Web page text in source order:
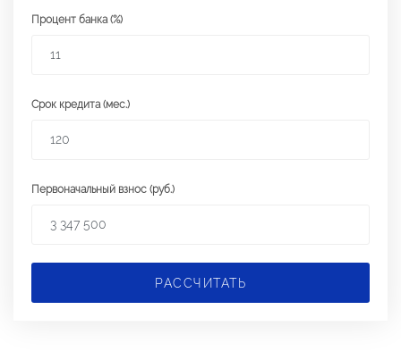
Процент банка (%)
Срок кредита (мес.)
Первоначальный взнос (руб.)
РАССЧИТАТЬ